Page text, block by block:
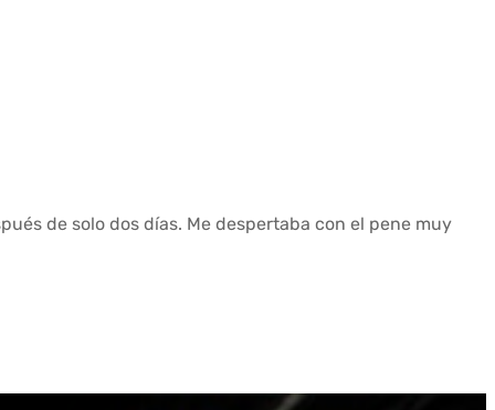
de solo dos días. Me despertaba con el pene muy